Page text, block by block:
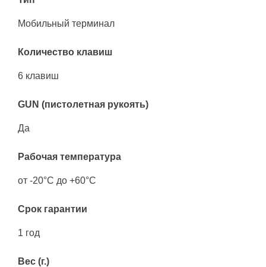
Мобильный терминал
Количество клавиш
6 клавиш
GUN (пистолетная рукоять)
Да
Рабочая температура
от -20°C до +60°C
Срок гарантии
1 год
Вес (г.)